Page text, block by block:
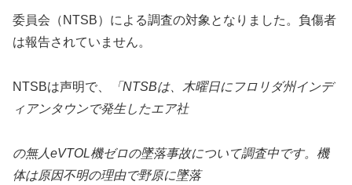
委員会（NTSB）による調査の対象となりました。負傷者
は報告されていません。
NTSBは声明で、
「NTSBは、木曜日にフロリダ州インデ
ィアンタウンで発生したエア社
の無人eVTOL機ゼロの墜落事故について調査中です。機
体は原因不明の理由で野原に墜落